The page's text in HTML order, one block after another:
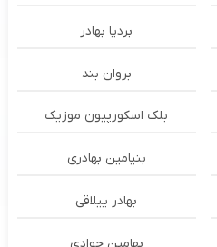
بردیا بهادر
بروان بند
بلک اسکورپیون موزیک
بنیامین بهادری
بهادر ییلاقی